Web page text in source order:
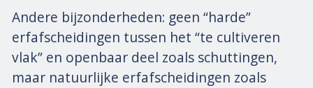
Andere bijzonderheden: geen “harde”
erfafscheidingen tussen het “te cultiveren
vlak” en openbaar deel zoals schuttingen,
maar natuurlijke erfafscheidingen zoals